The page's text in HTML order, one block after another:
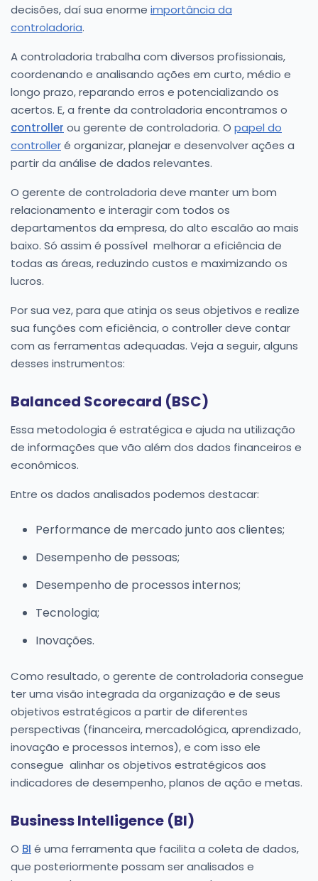
decisões, daí sua enorme importância da
controladoria.
A controladoria trabalha com diversos profissionais,
coordenando e analisando ações em curto, médio e
longo prazo, reparando erros e potencializando os
acertos. E, a frente da controladoria encontramos o
controller ou gerente de controladoria. O papel do
controlleré organizar, planejar e desenvolver ações a
partir da análise de dados relevantes.
O gerente de controladoria deve manter um bom
relacionamento e interagir com todos os
departamentos da empresa, do alto escalão ao mais
baixo. Só assim é possível melhorar a eficiência de
todas as áreas, reduzindo custos e maximizando os
lucros.
Por sua vez, para que atinja os seus objetivos e realize
sua funções com eficiência, o controller deve contar
com as ferramentas adequadas. Veja a seguir, alguns
desses instrumentos:
Balanced Scorecard (BSC)
Essa metodologia é estratégica e ajuda na utilização
de informações que vão além dos dados financeiros e
econômicos.
Entre os dados analisados podemos destacar:
Performance de mercado junto aos clientes;
Desempenho de pessoas;
Desempenho de processos internos;
Tecnologia;
Inovações.
Como resultado, o gerente de controladoria consegue
ter uma visão integrada da organização e de seus
objetivos estratégicos a partir de diferentes
perspectivas (financeira, mercadológica, aprendizado,
inovação e processos internos), e com isso ele
consegue alinhar os objetivos estratégicos aos
indicadores de desempenho, planos de ação e metas.
Business Intelligence (BI)
O BI é uma ferramenta que facilita a coleta de dados,
que posteriormente possam ser analisados e